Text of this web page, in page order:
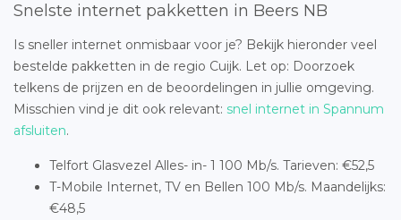
Snelste internet pakketten in Beers NB
Is sneller internet onmisbaar voor je? Bekijk hieronder veel
bestelde pakketten in de regio Cuijk. Let op: Doorzoek
telkens de prijzen en de beoordelingen in jullie omgeving.
Misschien vind je dit ook relevant: snel internet in Spannum
afsluiten.
Telfort Glasvezel Alles- in- 1 100 Mb/s. Tarieven: €52,5
T-Mobile Internet, TV en Bellen 100 Mb/s. Maandelijks:
€48,5